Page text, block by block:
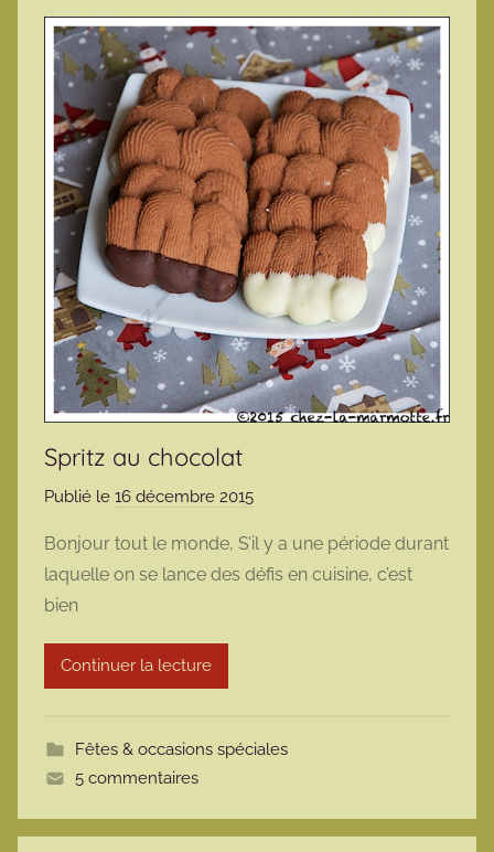
Spritz au chocolat
Publié le 16 décembre 2015
r
m
t
Bonjour tout le monde, S’il y a une période durant
laquelle on se lance des défis en cuisine, c’est
bien
Continuer la lecture
Fêtes & occasions spéciales
5 commentaires